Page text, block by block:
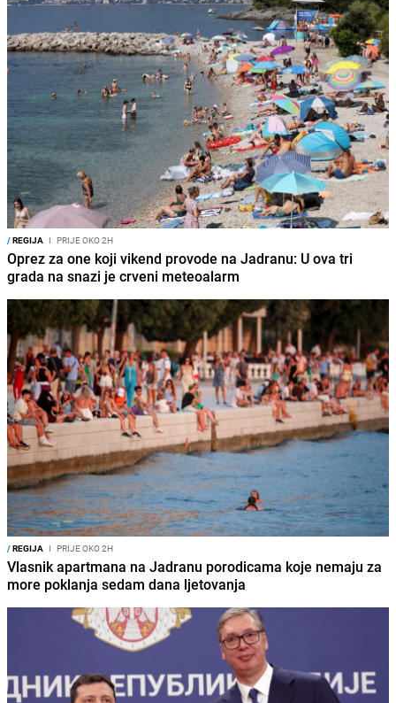
/REGIJA I PRIJE OKO 2H
Oprez za one koji vikend provode na Jadranu: U ova tri
grada na snazi je crveni meteoalarm
/REGIJA I PRIJE OKO 2H
Vlasnik apartmana na Jadranu porodicama koje nemaju za
more poklanja sedam dana ljetovanja